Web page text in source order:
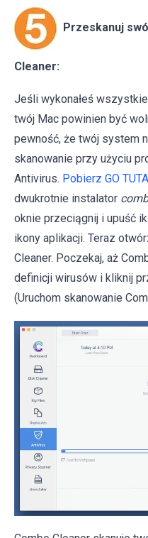
Przeskanuj
Cleaner:
Jeśli wykonałeś
twój Mac powinien być
pewność, że twój system
skanowanie przy użyciu
Antivirus. Pobierz GO
dwukrotnie instalator
oknie przeciągnij i upuść
ikony aplikacji. Teraz
Cleaner. Poczekaj, aż
definicji wirusów i kliknij
(Uruchom skanowanie